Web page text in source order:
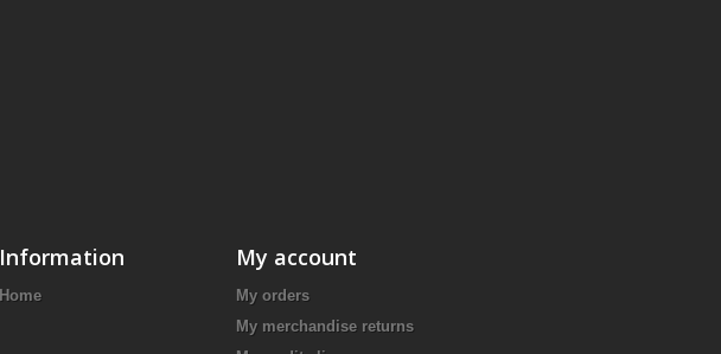
Information
Home
My account
My orders
My merchandise returns